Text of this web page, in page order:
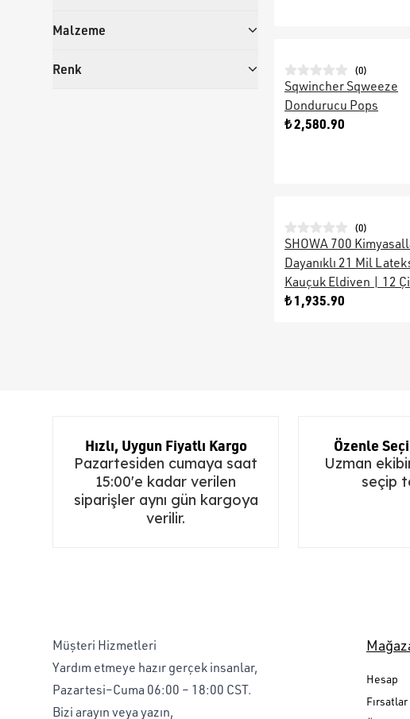
Malzeme
Renk (0)
Sqwincher Sqweeze
Dondurucu Pops
₺ 2,580.90
(0)
SHOWA 700
Dayanıklı 21 Mil
Kauçuk Eldiven | 12
₺ 1,935.90
Hızlı, Uygun Fiyatlı Kargo
Pazartesiden cumaya saat
15:00'e kadar verilen
siparişler aynı gün kargoya
verilir.
Özenle
Uzman
seçip
Müşteri Hizmetleri
Yardım etmeye hazır gerçek insanlar,
Pazartesi–Cuma 06:00 – 18:00 CST.
Bizi arayın veya yazın,
Hesap
Fırsatlar